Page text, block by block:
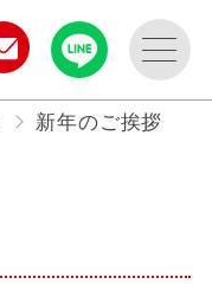
新年のご挨拶